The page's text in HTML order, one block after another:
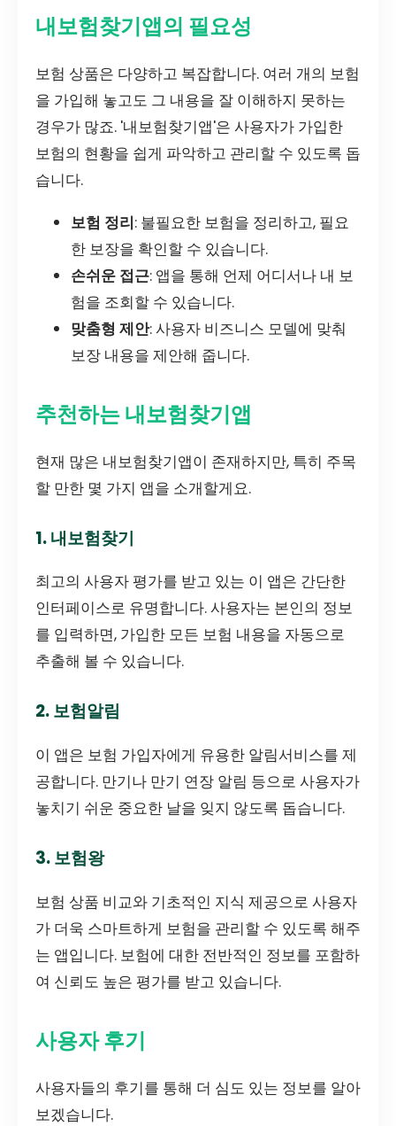
내보험찾기앱의 필요성
보험 상품은 다양하고 복잡합니다. 여러 개의 보험
을 가입해 놓고도 그 내용을 잘 이해하지 못하는
경우가 많죠. '내보험찾기앱'은 사용자가 가입한
보험의 현황을 쉽게 파악하고 관리할 수 있도록 돕
습니다.
보험 정리: 불필요한 보험을 정리하고, 필요
한 보장을 확인할 수 있습니다.
손쉬운 접근: 앱을 통해 언제 어디서나 내 보
험을 조회할 수 있습니다.
맞춤형 제안: 사용자 비즈니스 모델에 맞춰
보장 내용을 제안해 줍니다.
추천하는 내보험찾기앱
현재 많은 내보험찾기앱이 존재하지만, 특히 주목
할 만한 몇 가지 앱을 소개할게요.
1. 내보험찾기
최고의 사용자 평가를 받고 있는 이 앱은 간단한
인터페이스로 유명합니다. 사용자는 본인의 정보
를 입력하면, 가입한 모든 보험 내용을 자동으로
추출해 볼 수 있습니다.
2. 보험알림
이 앱은 보험 가입자에게 유용한 알림서비스를 제
공합니다. 만기나 만기 연장 알림 등으로 사용자가
놓치기 쉬운 중요한 날을 잊지 않도록 돕습니다.
3. 보험왕
보험 상품 비교와 기초적인 지식 제공으로 사용자
가 더욱 스마트하게 보험을 관리할 수 있도록 해주
는 앱입니다. 보험에 대한 전반적인 정보를 포함하
여 신뢰도 높은 평가를 받고 있습니다.
사용자 후기
사용자들의 후기를 통해 더 심도 있는 정보를 알아
보겠습니다.